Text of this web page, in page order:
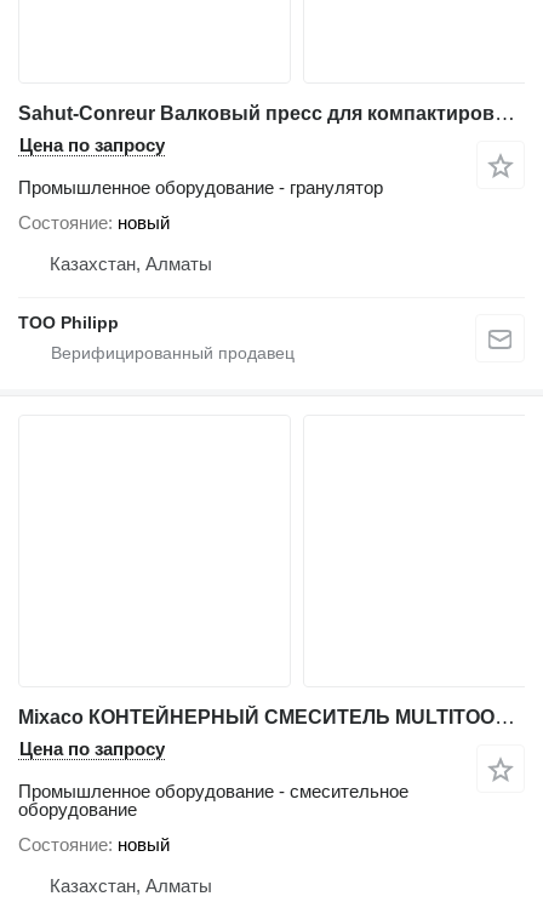
Sahut-Conreur Валковый пресс для компактирования-грануляции удобрений
Цена по запросу
Промышленное оборудование - гранулятор
Состояние новый
Казахстан, Алматы
ТОО Philipp
Mixaco КОНТЕЙНЕРНЫЙ СМЕСИТЕЛЬ MULTITOOL™
Цена по запросу
Промышленное оборудование - смесительное
оборудование
Состояние новый
Казахстан, Алматы